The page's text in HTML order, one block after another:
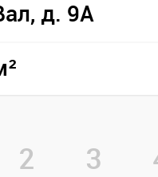
д. 9А
2 3